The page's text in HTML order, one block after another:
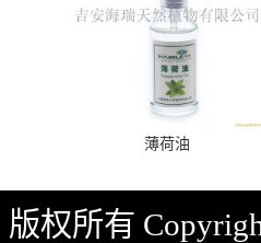
薄荷油
版权所有